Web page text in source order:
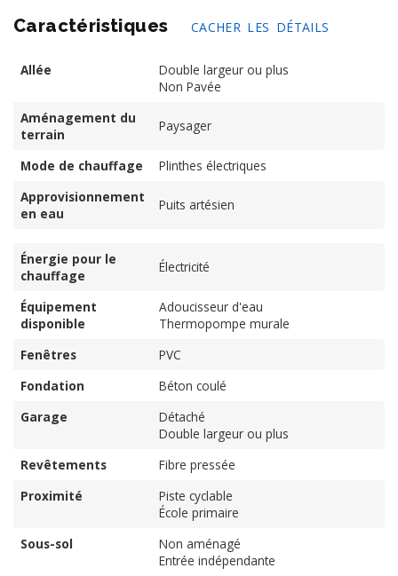
Caractéristiques CACHER LES DÉTAILS
Allée
Double largeur ou plus
Non Pavée
Aménagement du
terrain
Paysager
Mode de chauffage
Plinthes électriques
Approvisionnement
en eau
Puits artésien
Énergie pour le
chauffage
Électricité
Équipement
disponible
Adoucisseur d'eau
Thermopompe murale
Fenêtres
PVC
Fondation
Béton coulé
Garage
Détaché
Double largeur ou plus
Revêtements
Fibre pressée
Proximité
Piste cyclable
École primaire
Sous-sol
Non aménagé
Entrée indépendante